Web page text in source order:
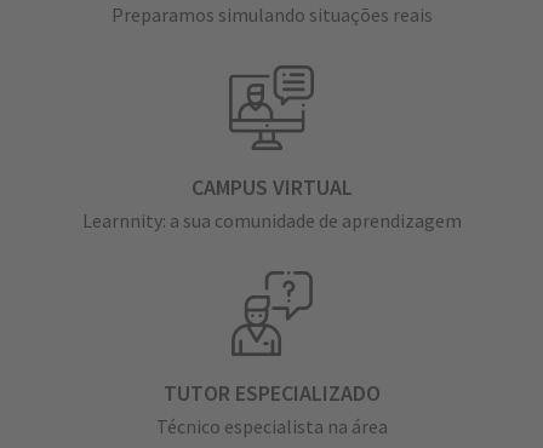
Preparamos simulando situações reais
CAMPUS VIRTUAL
Learnnity: a sua comunidade de aprendizagem
TUTOR ESPECIALIZADO
Técnico especialista na área